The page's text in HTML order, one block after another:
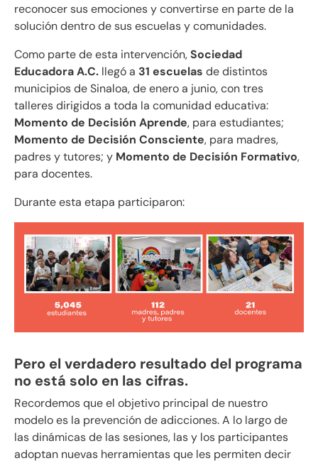
reconocer sus emociones y convertirse en parte de la
solución dentro de sus escuelas y comunidades.
Como parte de esta intervención,Sociedad
Educadora A.C. llegó a 31 escuelas de distintos
municipios de Sinaloa, de enero a junio, con tres
talleres dirigidos a toda la comunidad educativa:
Momento de Decisión Aprende, para estudiantes;
Momento de Decisión Consciente, para madres,
padres y tutores; y Momento de Decisión Formativo,
para docentes.
Durante esta etapa participaron:
Pero el verdadero resultado del programa
no está solo en las cifras.
Recordemos que el objetivo principal de nuestro
modelo es la prevención de adicciones. A lo largo de
las dinámicas de las sesiones, las y los participantes
adoptan nuevas herramientas que les permiten decir